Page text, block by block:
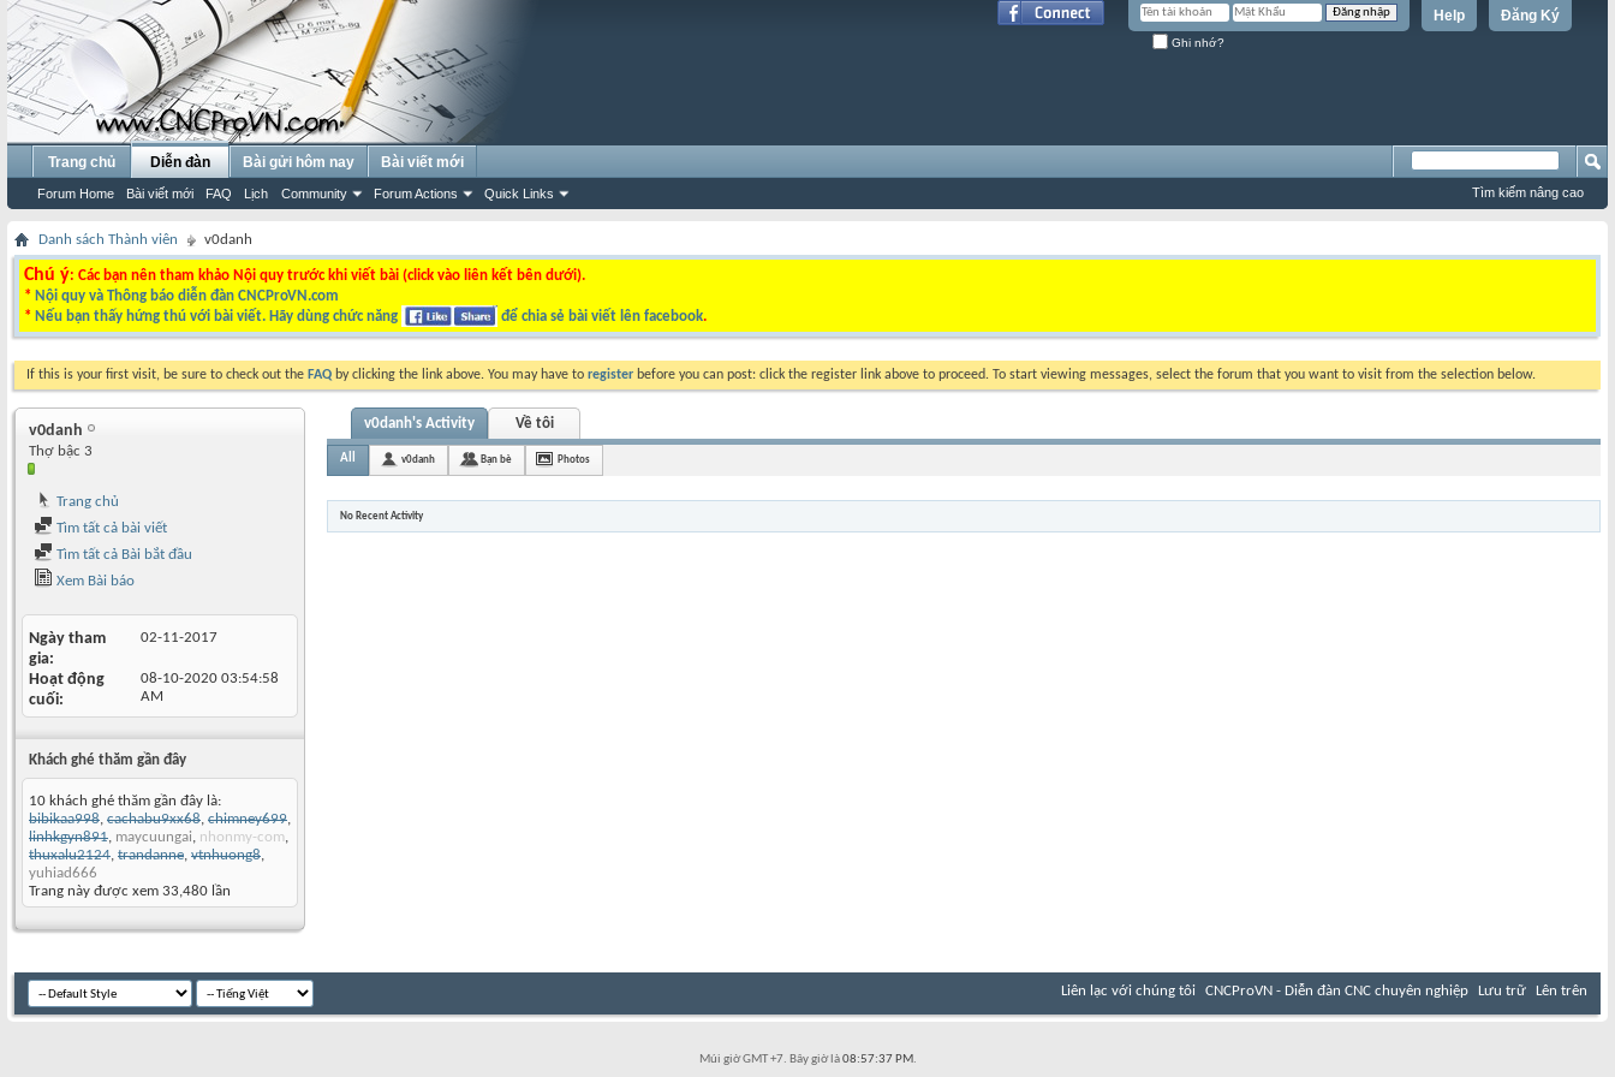
Đăng Ký
Help
Ghi nhớ?
Trang chủ Diễn đàn
Forum Home Bài viết mới FAQ Lịch Community Forum Actions Quick Links
Bài gửi hôm nay Bài viết mới
Tìm kiếm nâng cao
Danh sách Thành viên v0danh
Chú ý: Các bạn nên tham khảo Nội quy trước khi viết bài (click vào liên kết bên dưới).
* Nội quy và Thông báo diễn đàn CNCProVN.com
* Nếu bạn thấy hứng thú với bài viết. Hãy dùng chức năng để chia sẻ bài viết lên facebook.
If this is your first visit, be sure to check out the FAQ by clicking the link above. You may have to register before you can post: click the register link above to proceed. To start viewing messages, select the forum that you want to visit from the selection below.
v0danh
Thợ bậc 3
Trang chủ
Tìm tất cả bài viết
Tìm tất cả Bài bắt đầu
Xem Bài báo
Ngày tham
gia
02-11-2017
Hoạt động
cuối
08-10-2020 03:54:58
AM
Khách ghé thăm gần đây
10 khách ghé thăm gần đây là:
bibikaa998, cachabu9xx68, chimney699,
linhkgyn891, maycuungai, nhonmy-com,
thuxalu2124, trandanne, vtnhuong8,
yuhiad666
Trang này được xem 33,480 lần
v0danh's Activity Về tôi
All v0danh Bạn bè Photos
No Recent Activity
Liên lạc với chúng tôi CNCProVN - Diễn đàn CNC chuyên nghiệp Lưu trữ Lên trên
Múi giờ GMT +7. Bây giờ là08:57:37 PM.